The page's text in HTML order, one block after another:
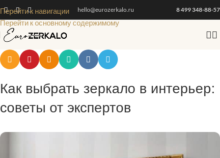
Перейти к навигации
Перейти к основному содержимому
hello@eurozerkalo.ru 8 499 348-88-57
Как выбрать зеркало в интерьер:
советы от экспертов